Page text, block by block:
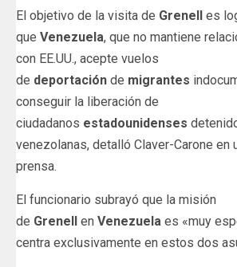
El objetivo de la visita de Grenell es
que Venezuela, que no mantiene
con EE.UU., acepte vuelos
de deportación de migrantes
conseguir la liberación de
ciudadanos estadounidenses
venezolanas, detalló Claver-Carone en
prensa.
El funcionario subrayó que la misión
de Grenell en Venezuela es «muy
centra exclusivamente en estos dos